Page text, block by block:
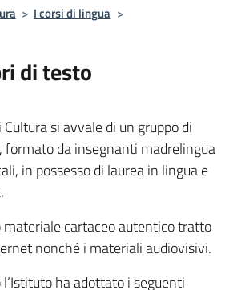
> I corsi di lingua >
di testo
si avvale di un gruppo di
formato da insegnanti madrelingua
in possesso di laurea in lingua e
materiale cartaceo autentico tratto
nonché i materiali audiovisivi.
ha adottato i seguenti